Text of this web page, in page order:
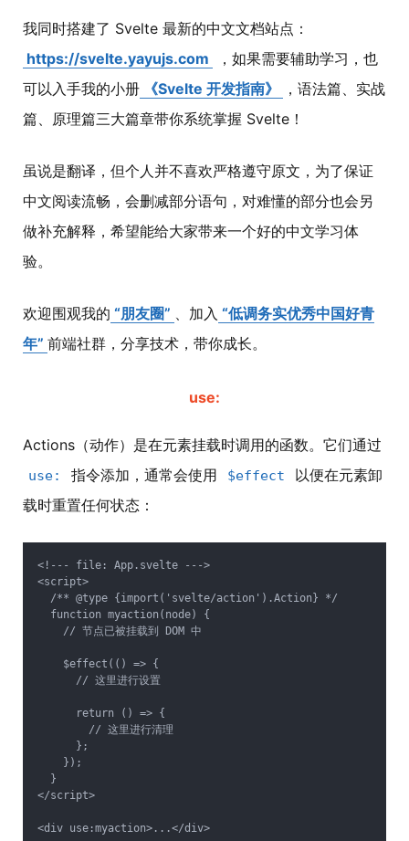
我同时搭建了 Svelte 最新的中文文档站点：
https://svelte.yayujs.com
，如果需要辅助学习，也
可以入手我的小册
《Svelte 开发指南》
，语法篇、实战
篇、原理篇三大篇章带你系统掌握 Svelte！
虽说是翻译，但个人并不喜欢严格遵守原文，为了保证
中文阅读流畅，会删减部分语句，对难懂的部分也会另
做补充解释，希望能给大家带来一个好的中文学习体
验。
欢迎围观我的 “朋友圈” 、加入 “低调务实优秀中国好青
年” 前端社群，分享技术，带你成长。
use:
Actions（动作）是在元素挂载时调用的函数。它们通过
use: 指令添加，通常会使用 $effect
以便在元素卸
载时重置任何状态：
<!--- file: App.svelte --->
<script>
  /** @type {import('svelte/action').Action} */
  function myaction(node) {
    // 节点已被挂载到 DOM 中
    $effect(() => {
      // 这里进行设置
      return () => {
        // 这里进行清理
      };
    });
  }
</script>